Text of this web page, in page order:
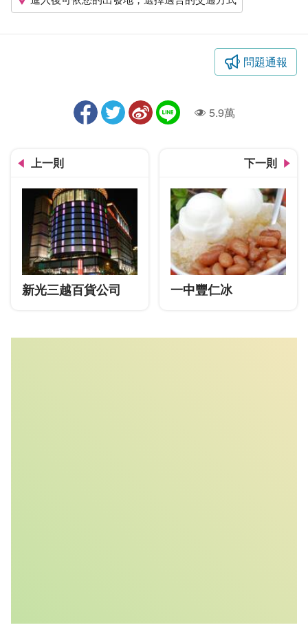
問題通報
人氣5.9萬
上一則
新光三越百貨公司
下一則
一中豐仁冰